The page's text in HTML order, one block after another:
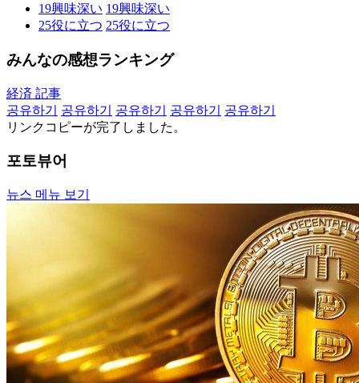
19興味深い 19興味深い
25役に立つ 25役に立つ
みんなの感想ランキング
経済 記事
공유하기
공유하기 공유하기 공유하기
공유하기
リンクコピーが完了しました。
포토뷰어
뉴스 메뉴 보기